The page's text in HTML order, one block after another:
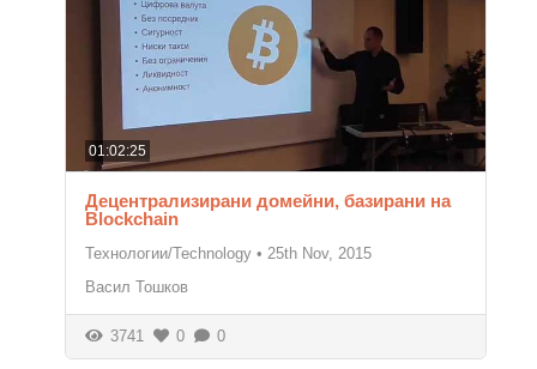
01:02:25
Децентрализирани домейни, базирани на
Blockchain
Технологии/Technology • 25th Nov, 2015
Васил Тошков
3741 0 0